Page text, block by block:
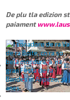
De plu tla edizion
paiament